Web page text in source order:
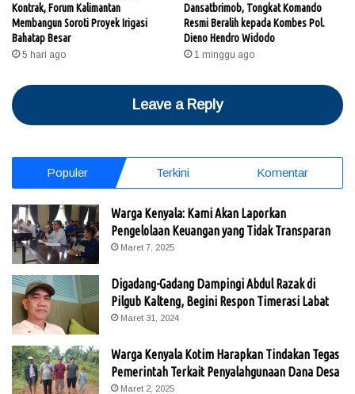
Kontrak, Forum Kalimantan
Membangun Soroti Proyek Irigasi
Bahatap Besar
5 hari ago
Dansatbrimob, Tongkat Komando
Resmi Beralih kepada Kombes Pol.
Dieno Hendro Widodo
1 minggu ago
Leave a Reply
Populer Terkini Komentar
Warga Kenyala: Kami Akan Laporkan
Pengelolaan Keuangan yang Tidak Transparan
Maret 7, 2025
Digadang-Gadang Dampingi Abdul Razak di
Pilgub Kalteng, Begini Respon Timerasi Labat
Maret 31, 2024
Warga Kenyala Kotim Harapkan Tindakan Tegas
Pemerintah Terkait Penyalahgunaan Dana Desa
Maret 2, 2025